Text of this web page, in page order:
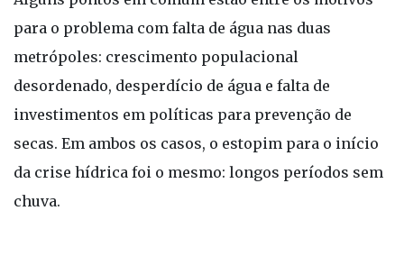
para o problema com falta de água nas duas
metrópoles: crescimento populacional
desordenado, desperdício de água e falta de
investimentos em políticas para prevenção de
secas. Em ambos os casos, o estopim para o início
da crise hídrica foi o mesmo: longos períodos sem
chuva.